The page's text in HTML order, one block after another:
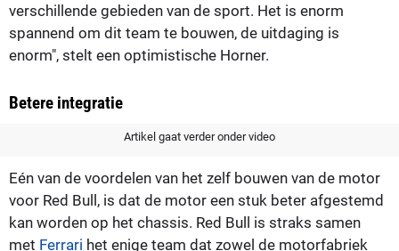
verschillende gebieden van de sport. Het is enorm
spannend om dit team te bouwen, de uitdaging is
enorm", stelt een optimistische Horner.
Betere integratie
Artikel gaat verder onder video
Eén van de voordelen van het zelf bouwen van de motor
voor Red Bull, is dat de motor een stuk beter afgestemd
kan worden op het chassis. Red Bull is straks samen
met Ferrari het enige team dat zowel de motorfabriek